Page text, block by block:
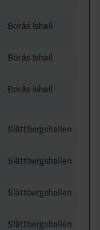
Borås Ishall
Borås Ishall
Borås Ishall
Slättbergshallen
Slättbergshallen
Slättbergshallen
Slättbergshallen